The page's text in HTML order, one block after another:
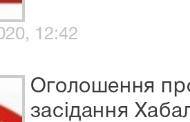
12:42
Оголошення
засідання